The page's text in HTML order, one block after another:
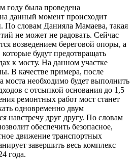
году была проведена
данный момент происходит
По словам Данияла Мамаева, такая
не может не радовать. Сейчас
возведением береговой опоры, а
будут предотвращать
к мосту. На данном участке
В качестве примера, после
моста необходимо будет выполнить
с отсыпкой основания до 1,5
ремонтных работ мост станет
одновременно двум
навстречу друг другу. По словам
обеспечить безопасное,
движение транспортных
завершить весь комплекс
года.